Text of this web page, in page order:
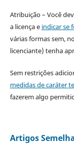
Atribuição – Você
a licença e indicar se
várias formas sem,
licenciante) tenha
Sem restrições
medidas de caráter
fazerem algo
Artigos